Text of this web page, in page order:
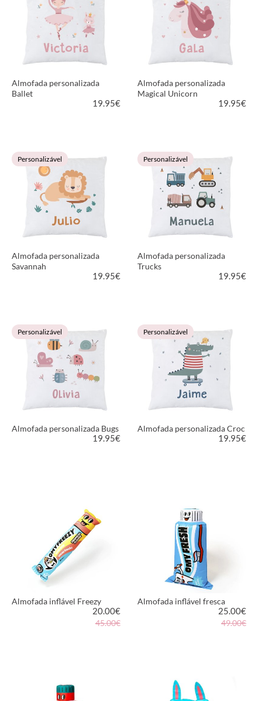
Almofada personalizada
Ballet
19.95€
VER PRODUTO
Almofada personalizada
Magical Unicorn
19.95€
VER PRODUTO
Personalizável
Almofada personalizada
Savannah
19.95€
VER PRODUTO
Personalizável
Almofada personalizada
Trucks
19.95€
VER PRODUTO
Personalizável
Almofada personalizada Bugs
19.95€
Personalizável
Almofada personalizada Croc
19.95€
Almofada inflável Freezy
20.00€
45.00€
Almofada inflável fresca
25.00€
49.00€